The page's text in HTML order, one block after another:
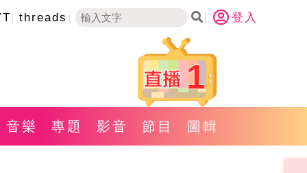
threads 登入
1
音樂 專題 影音 節目 圖輯